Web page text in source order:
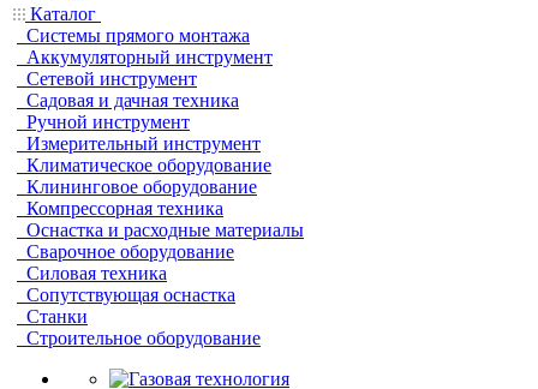
Каталог
Системы прямого монтажа
Аккумуляторный инструмент
Сетевой инструмент
Садовая и дачная техника
Ручной инструмент
Измерительный инструмент
Климатическое оборудование
Клининговое оборудование
Компрессорная техника
Оснастка и расходные материалы
Сварочное оборудование
Силовая техника
Сопутствующая оснастка
Станки
Строительное оборудование